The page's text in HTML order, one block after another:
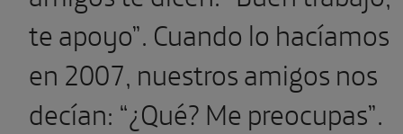
te apoyo”. Cuando lo hacíamos
en 2007, nuestros amigos nos
decían: “¿Qué? Me preocupas”.